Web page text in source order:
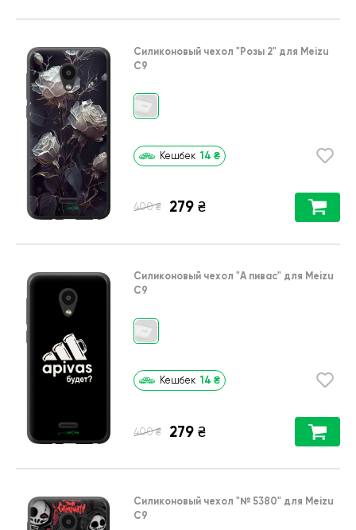
Силиконовый чехол "Розы 2" для Meizu
C9
Кешбек 14 ₴
400 ₴ 279 ₴
Силиконовый чехол "А пивас" для Meizu
C9
Кешбек 14 ₴
400 ₴ 279 ₴
Силиконовый чехол "№ 5380" для Meizu
C9